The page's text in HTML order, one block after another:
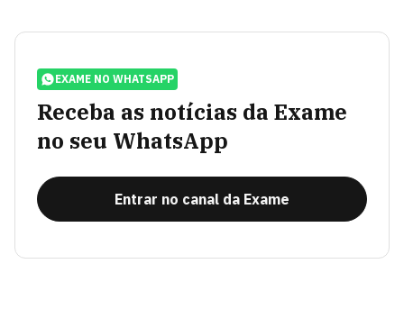
EXAME NO WHATSAPP
Receba as notícias da Exame
no seu WhatsApp
Entrar no canal da Exame